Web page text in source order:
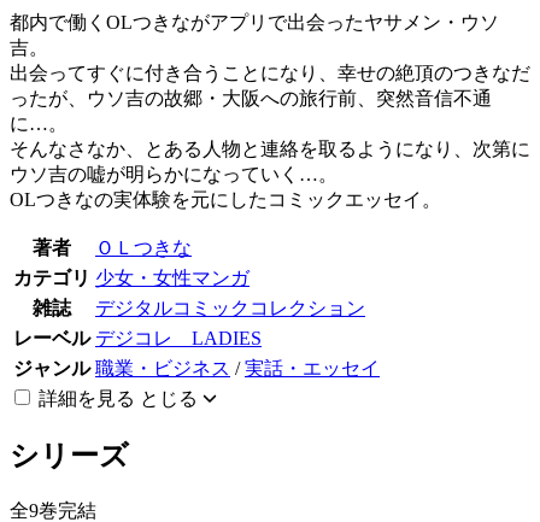
都内で働くOLつきながアプリで出会ったヤサメン・ウソ
吉。
出会ってすぐに付き合うことになり、幸せの絶頂のつきなだ
ったが、ウソ吉の故郷・大阪への旅行前、突然音信不通
に…。
そんなさなか、とある人物と連絡を取るようになり、次第に
ウソ吉の嘘が明らかになっていく…。
OLつきなの実体験を元にしたコミックエッセイ。
著者
ＯＬつきな
カテゴリ 少女・女性マンガ
雑誌
デジタルコミックコレクション
レーベル デジコレ LADIES
ジャンル 職業・ビジネス /実話・エッセイ
詳細を見る とじる
シリーズ
全9巻完結